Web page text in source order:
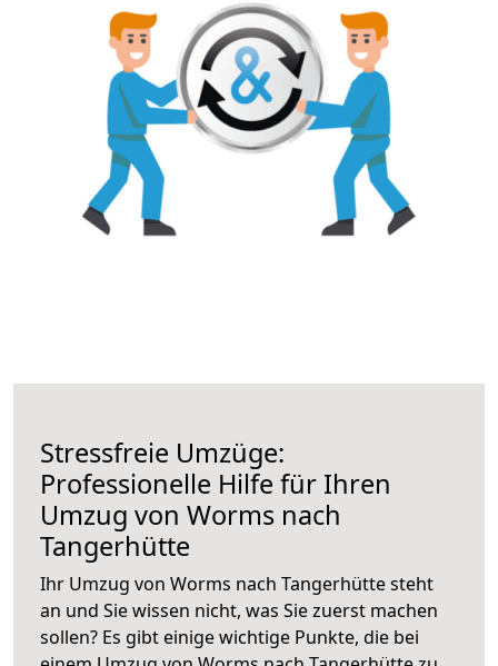
Stressfreie Umzüge:
Professionelle Hilfe für Ihren
Umzug von Worms nach
Tangerhütte
Ihr Umzug von Worms nach Tangerhütte steht
an und Sie wissen nicht, was Sie zuerst machen
sollen? Es gibt einige wichtige Punkte, die bei